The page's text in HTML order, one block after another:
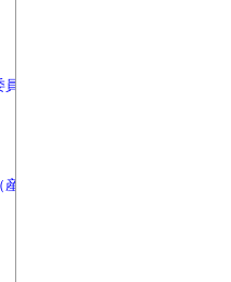
会等(1466)
官学連